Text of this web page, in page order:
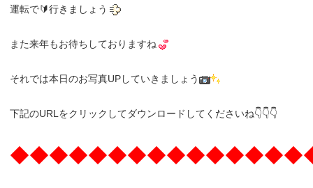
運転で🔰行きましょう
また来年もお待ちしておりますね
それでは本日のお写真UPしていきましょう
下記のURLをクリックしてダウンロードしてくださいね👇👇👇